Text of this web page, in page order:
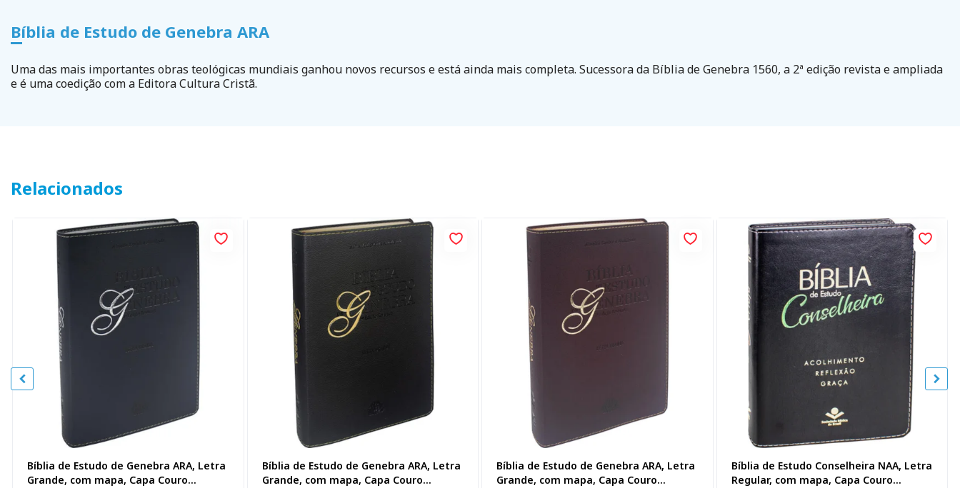
Bíblia de Estudo de Genebra ARA
Uma das mais importantes obras teológicas mundiais ganhou novos recursos e está ainda mais completa. Sucessora da Bíblia de Genebra 1560, a 2ª edição revista e ampliada
e é uma coedição com a Editora Cultura Cristã.
Relacionados
Bíblia de Estudo de Genebra ARA, Letra
Grande, com mapa, Capa Couro
Bíblia de Estudo de Genebra ARA, Letra
Grande, com mapa, Capa Couro
Bíblia de Estudo de Genebra ARA, Letra
Grande, com mapa, Capa Couro
Bíblia de Estudo Conselheira NAA, Letra
Regular, com mapa, Capa Couro